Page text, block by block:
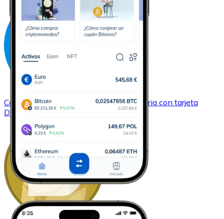
ComprarDash con transferencia bancaria con tarjeta
DASH